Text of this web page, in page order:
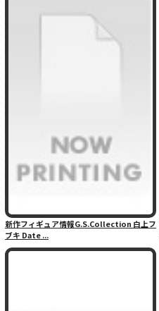
新作フィギュア情報G.S.Collection 白上フ
ブキ Date ...